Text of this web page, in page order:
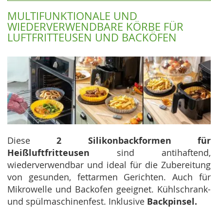
MULTIFUNKTIONALE UND
WIEDERVERWENDBARE KÖRBE FÜR
LUFTFRITTEUSEN UND BACKÖFEN
Diese2 Silikonbackformen für
Heißluftfritteusen sind antihaftend,
wiederverwendbar und ideal für die Zubereitung
von gesunden, fettarmen Gerichten. Auch für
Mikrowelle und Backofen geeignet. Kühlschrank-
und spülmaschinenfest. Inklusive Backpinsel.